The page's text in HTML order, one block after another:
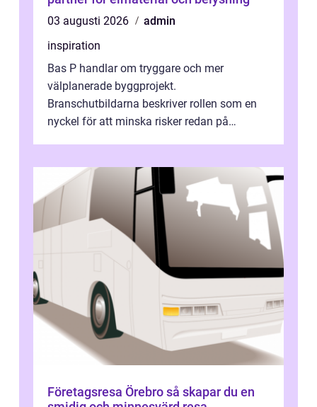
03 augusti 2026
admin
inspiration
Bas P handlar om tryggare och mer
välplanerade byggprojekt.
Branschutbildarna beskriver rollen som en
nyckel för att minska risker redan på
Företagsresa Örebro så skapar du en